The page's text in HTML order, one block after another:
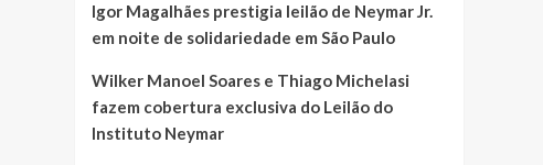
Igor Magalhães prestigia leilão de Neymar Jr.
em noite de solidariedade em São Paulo
Wilker Manoel Soares e Thiago Michelasi
fazem cobertura exclusiva do Leilão do
Instituto Neymar